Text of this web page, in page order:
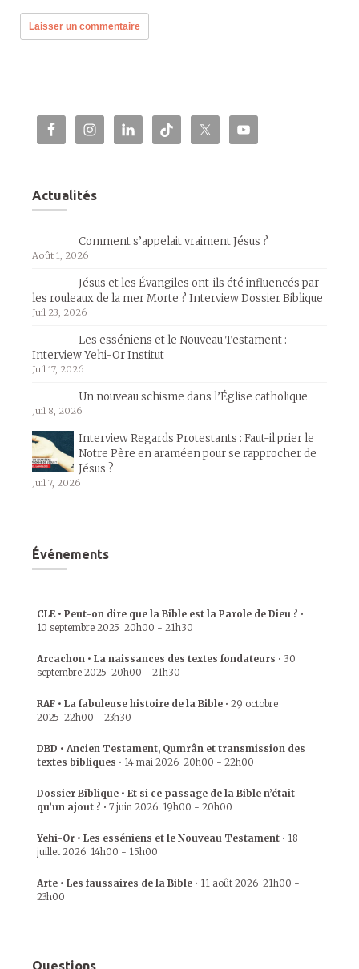
Actualités
Comment s’appelait vraiment Jésus ?
Août 1, 2026
Jésus et les Évangiles ont-ils été influencés par
les rouleaux de la mer Morte ? Interview Dossier Biblique
Juil 23, 2026
Les esséniens et le Nouveau Testament :
Interview Yehi-Or Institut
Juil 17, 2026
Un nouveau schisme dans l’Église catholique
Juil 8, 2026
Interview Regards Protestants : Faut-il prier le
Notre Père en araméen pour se rapprocher de
Jésus ?
Juil 7, 2026
Événements
CLE • Peut-on dire que la Bible est la Parole de Dieu ? •
10 septembre 2025 20h00 - 21h30
Arcachon • La naissances des textes fondateurs • 30
septembre 2025 20h00 - 21h30
RAF • La fabuleuse histoire de la Bible • 29 octobre
2025 22h00 - 23h30
DBD • Ancien Testament, Qumrân et transmission des
textes bibliques • 14 mai 2026 20h00 - 22h00
Dossier Biblique • Et si ce passage de la Bible n’était
qu’un ajout ? • 7 juin 2026 19h00 - 20h00
Yehi-Or • Les esséniens et le Nouveau Testament • 18
juillet 2026 14h00 - 15h00
Arte • Les faussaires de la Bible • 11 août 2026 21h00 -
23h00
Questions